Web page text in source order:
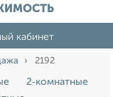
кабинет
2192
2‑комнатные